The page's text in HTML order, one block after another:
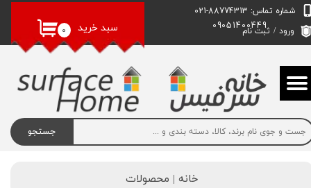
جستجو
09051400449
۰ سبد خرید ورود / ثبت نام
حساب کاربری من
سفارشات
خروج از حساب کاربری
خانه | محصولات